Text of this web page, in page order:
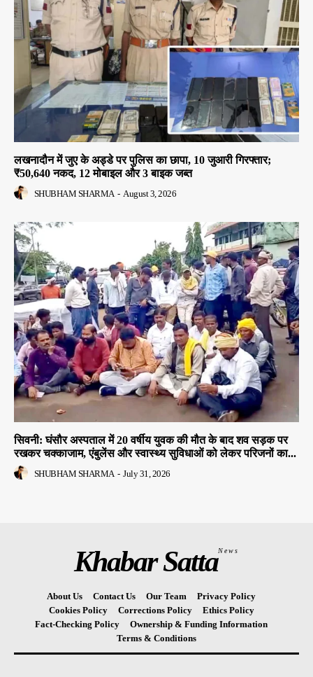
लखनादौन में जुए के अड्डे पर पुलिस का छापा, 10 जुआरी गिरफ्तार;
₹50,640 नकद, 12 मोबाइल और 3 बाइक जब्त
SHUBHAM SHARMA - August 3, 2026
सिवनी: घंसौर अस्पताल में 20 वर्षीय युवक की मौत के बाद शव सड़क पर
रखकर चक्काजाम, एंबुलेंस और स्वास्थ्य सुविधाओं को लेकर परिजनों का...
SHUBHAM SHARMA - July 31, 2026
Khabar SattaNews
About Us Contact Us Our Team
Privacy Policy
Cookies Policy
Corrections Policy
Ethics Policy
Fact-Checking Policy
Ownership & Funding Information
Terms & Conditions